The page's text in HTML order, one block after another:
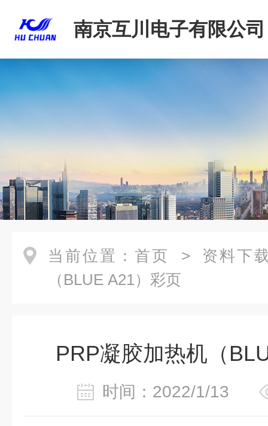
南京互川电子有限公司
当前位置： 首页 > 资料下
（BLUE A21）彩页
PRP凝胶加热机（
时间：2022/1/13